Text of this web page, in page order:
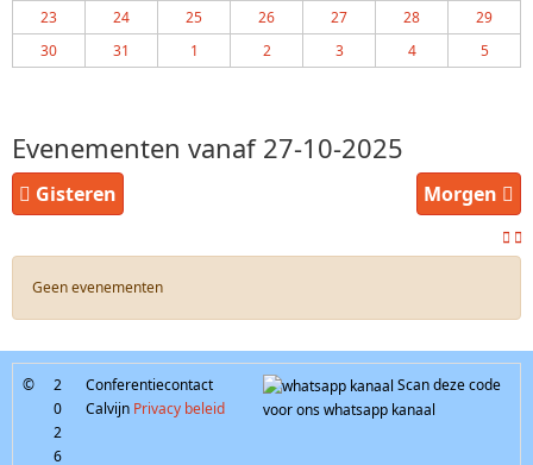
23
24 25 26 27 28
29
30
31 1 2 3 4 5
Evenementen vanaf 27-10-2025
Gisteren Morgen
Geen evenementen
©
2
0
2
6
Conferentiecontact
Calvijn Privacy beleid
Scan deze code
voor ons whatsapp kanaal